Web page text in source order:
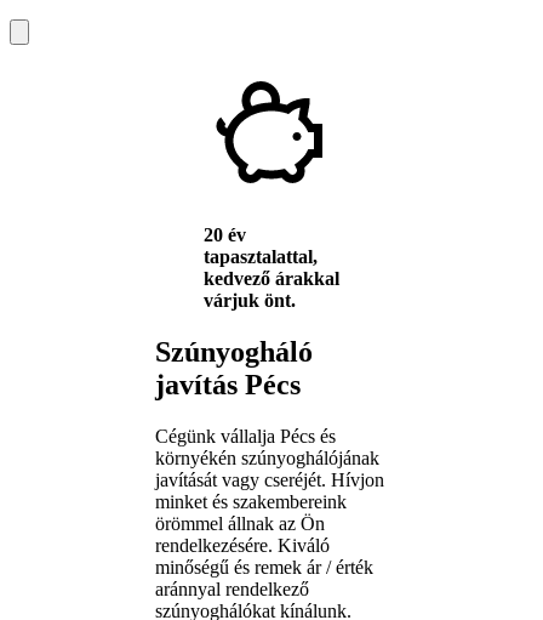
20 év
tapasztalattal,
kedvező árakkal
várjuk önt.
Szúnyogháló
javítás Pécs
Cégünk vállalja Pécs és
környékén szúnyoghálójának
javítását vagy cseréjét. Hívjon
minket és szakembereink
örömmel állnak az Ön
rendelkezésére. Kiváló
minőségű és remek ár / érték
aránnyal rendelkező
szúnyoghálókat kínálunk.